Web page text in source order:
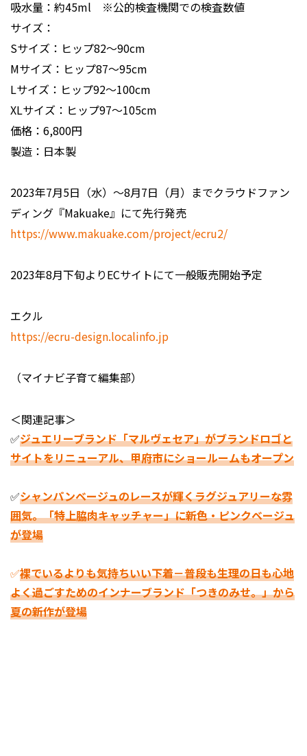
吸水量：約45ml ※公的検査機関での検査数値
サイズ：
Sサイズ：ヒップ82～90cm
Mサイズ：ヒップ87～95cm
Lサイズ：ヒップ92～100cm
XLサイズ：ヒップ97～105cm
価格：6,800円
製造：日本製
2023年7月5日（水）～8月7日（月）までクラウドファン
ディング『Makuake』にて先行発売
https://www.makuake.com/project/ecru2/
2023年8月下旬よりECサイトにて一般販売開始予定
エクル
https://ecru-design.localinfo.jp
（マイナビ子育て編集部）
＜関連記事＞
✅ジュエリーブランド「マルヴェセア」がブランドロゴと
サイトをリニューアル、甲府市にショールームもオープン
✅シャンパンベージュのレースが輝くラグジュアリーな雰
囲気。「特上脇肉キャッチャー」に新色・ピンクベージュ
が登場
✅裸でいるよりも気持ちいい下着－普段も生理の日も心地
よく過ごすためのインナーブランド「つきのみせ。」から
夏の新作が登場